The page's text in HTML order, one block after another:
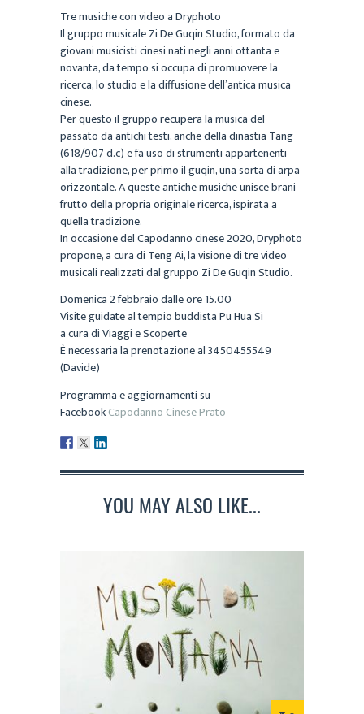
Tre musiche con video a Dryphoto
Il gruppo musicale Zi De Guqin Studio, formato da
giovani musicisti cinesi nati negli anni ottanta e
novanta, da tempo si occupa di promuovere la
ricerca, lo studio e la diffusione dell’antica musica
cinese.
Per questo il gruppo recupera la musica del
passato da antichi testi, anche della dinastia Tang
(618/907 d.c) e fa uso di strumenti appartenenti
alla tradizione, per primo il guqin, una sorta di arpa
orizzontale. A queste antiche musiche unisce brani
frutto della propria originale ricerca, ispirata a
quella tradizione.
In occasione del Capodanno cinese 2020, Dryphoto
propone, a cura di Teng Ai, la visione di tre video
musicali realizzati dal gruppo Zi De Guqin Studio.
Domenica 2 febbraio dalle ore 15.00
Visite guidate al tempio buddista Pu Hua Si
a cura di Viaggi e Scoperte
È necessaria la prenotazione al 3450455549
(Davide)
Programma e aggiornamenti su
FacebookCapodanno Cinese Prato
YOU MAY ALSO LIKE...